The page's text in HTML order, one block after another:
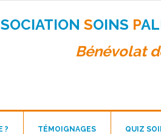
SOINS P
Bénévolat
? TÉMOIGNAGES QUIZ